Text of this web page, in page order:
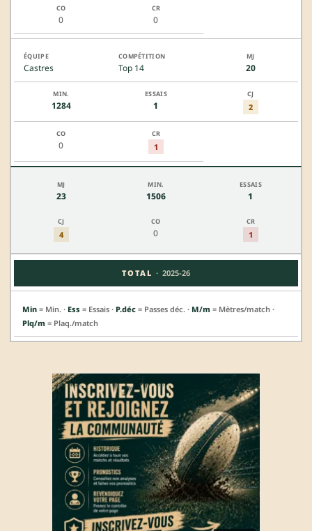
0 0
Castres Top 14 20
1284 1 2
0 1
23 1506 1
4 0 1
TOTAL · 2025-26
Min = Min. · Ess = Essais · P.déc = Passes déc. · M/m = Mètres/match ·
Plq/m = Plaq./match